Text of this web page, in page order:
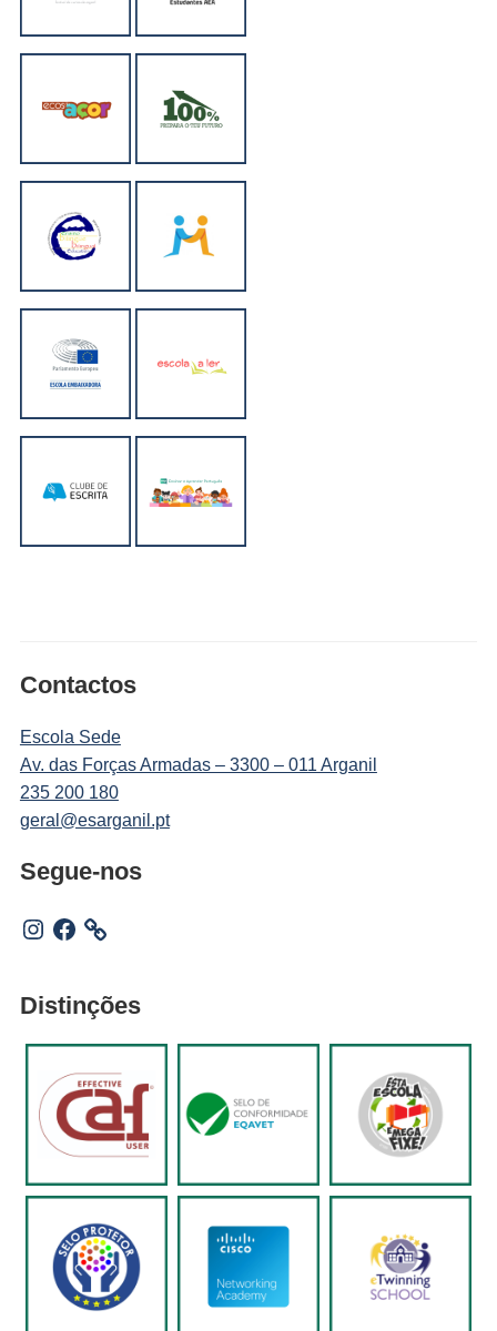
Contactos
Escola Sede
Av. das Forças Armadas – 3300 – 011 Arganil
235 200 180
geral@esarganil.pt
Segue-nos
Instagram
Facebook
Distinções